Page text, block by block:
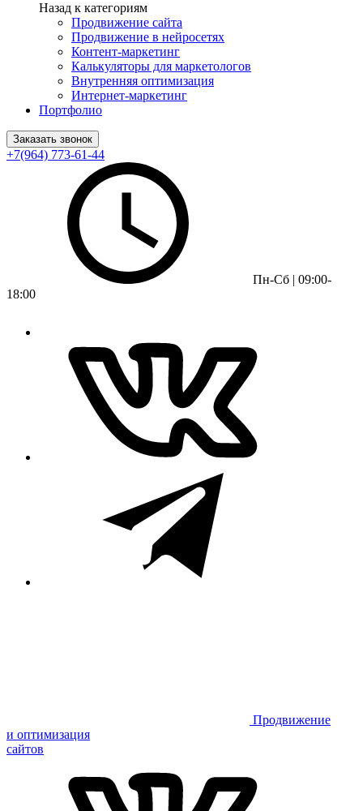
Назад к категориям
Продвижение сайта
Продвижение в нейросетях
Контент-маркетинг
Калькуляторы для маркетологов
Внутренняя оптимизация
Интернет-маркетинг
Портфолио
Заказать звонок
+7(964) 773-61-44
Пн-Сб | 09:00-
18:00
Продвижение
и оптимизация
сайтов